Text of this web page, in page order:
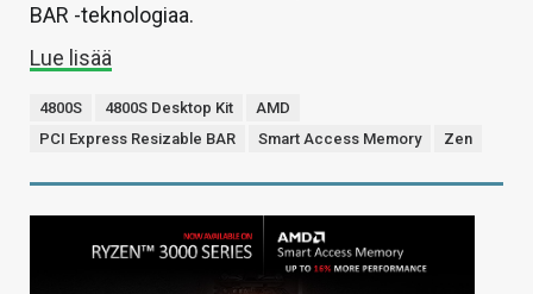
BAR -teknologiaa.
Lue lisää
4800S 4800S Desktop Kit
AMD
PCI Express Resizable BAR
Smart Access Memory Zen